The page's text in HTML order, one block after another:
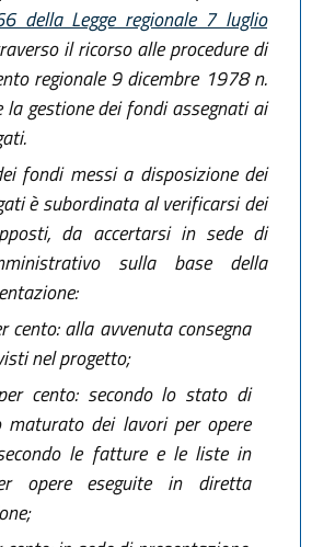
della Legge regionale 7 luglio
il ricorso alle procedure di
regionale 9 dicembre 1978 n.
la gestione dei fondi assegnati ai
fondi messi a disposizione dei
è subordinata al verificarsi dei
da accertarsi in sede di
sulla base della
alla avvenuta consegna
nel progetto;
cento: secondo lo stato di
maturato dei lavori per opere
le fatture e le liste in
opere eseguite in diretta